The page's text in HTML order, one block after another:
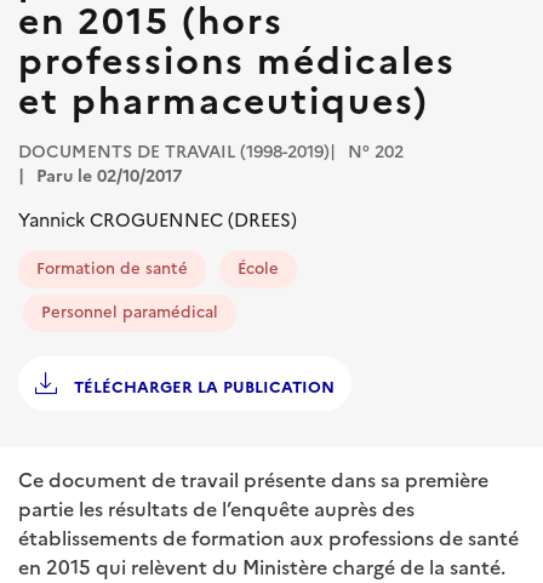
en 2015 (hors
professions médicales
et pharmaceutiques)
DOCUMENTS DE TRAVAIL (1998-2019)
N° 202
Paru le 02/10/2017
Yannick CROGUENNEC (DREES)
Formation de santé
École
Personnel paramédical
TÉLÉCHARGER LA PUBLICATION
Ce document de travail présente dans sa première
partie les résultats de l’enquête auprès des
établissements de formation aux professions de santé
en 2015 qui relèvent du Ministère chargé de la santé.